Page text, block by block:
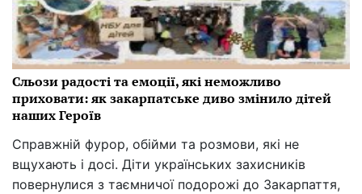
Сльози радості та емоції, які неможливо
приховати: як закарпатське диво змінило дітей
наших Героїв
Справжній фурор, обійми та розмови, які не
вщухають і досі. Діти українських захисників
повернулися з таємничої подорожі до Закарпаття,